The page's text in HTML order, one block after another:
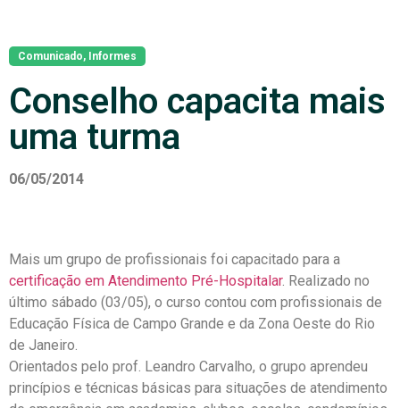
Comunicado, Informes
Conselho capacita mais
uma turma
06/05/2014
Mais um grupo de profissionais foi capacitado para a
certificação em Atendimento Pré-Hospitalar. Realizado no
último sábado (03/05), o curso contou com profissionais de
Educação Física de Campo Grande e da Zona Oeste do Rio
de Janeiro.
Orientados pelo prof. Leandro Carvalho, o grupo aprendeu
princípios e técnicas básicas para situações de atendimento